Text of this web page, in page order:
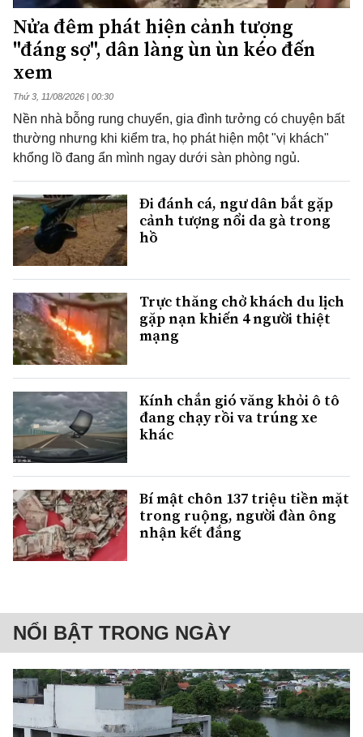
Nửa đêm phát hiện cảnh tượng
"đáng sợ", dân làng ùn ùn kéo đến
xem
Thứ 3, 11/08/2026 | 00:30
Nền nhà bỗng rung chuyển, gia đình tưởng có chuyện bất
thường nhưng khi kiểm tra, họ phát hiện một "vị khách"
khổng lồ đang ẩn mình ngay dưới sàn phòng ngủ.
Đi đánh cá, ngư dân bắt gặp
cảnh tượng nổi da gà trong
hồ
Trực thăng chở khách du lịch
gặp nạn khiến 4 người thiệt
mạng
Kính chắn gió văng khỏi ô tô
đang chạy rồi va trúng xe
khác
Bí mật chôn 137 triệu tiền mặt
trong ruộng, người đàn ông
nhận kết đắng
NỔI BẬT TRONG NGÀY